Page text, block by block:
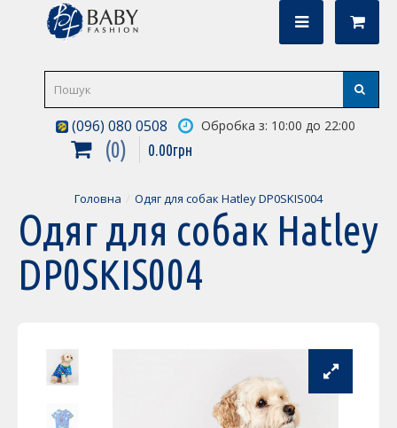
(096) 080 0508 Обробка з: 10:00 до 22:00
0 0.00грн
Головна Одяг для собак Hatley DP0SKIS004
Одяг для собак Hatley
DP0SKIS004